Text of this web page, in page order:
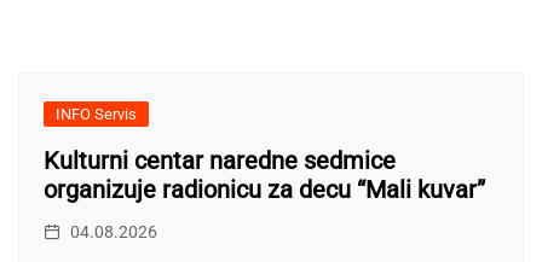
INFO Servis
Kulturni centar naredne sedmice
organizuje radionicu za decu “Mali kuvar”
04.08.2026